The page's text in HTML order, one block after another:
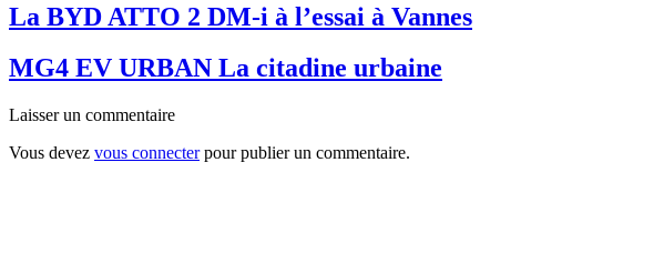
La BYD ATTO 2 DM-i à l’essai à Vannes
MG4 EV URBAN La citadine urbaine
Laisser un commentaire
Vous devez vous connecterpour publier un commentaire.